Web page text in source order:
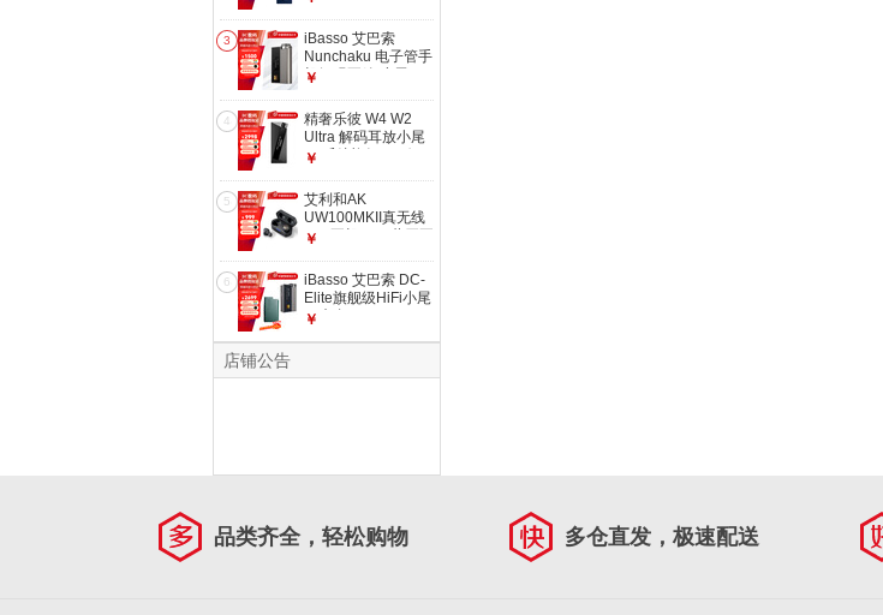
W2 Ultra
3
iBasso 艾巴索
Nunchaku 电子管手
机解码耳放 小尾巴
Nunchaku 灰色
￥
4
精奢乐彼 W4 W2
Ultra 解码耳放小尾
巴 乐彼旗舰HIFI便
W4
￥
5
艾利和AK
UW100MKII真无线
HiFi耳机TWS蓝牙耳
￥
6
iBasso 艾巴索 DC-
Elite旗舰级HiFi小尾
巴来自DX320MAX
￥
店铺公告
品类齐全，轻松购物 多仓直发，极速配送